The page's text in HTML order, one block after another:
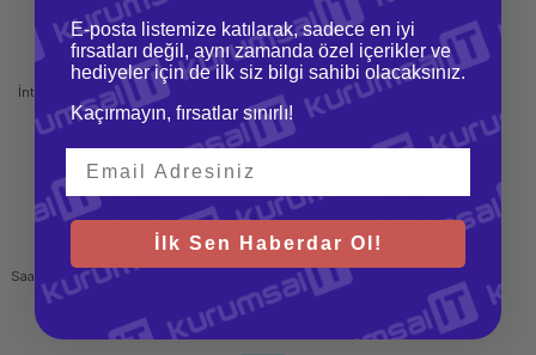
Mağazadan Teslimat
İnternetten sipariş et ve mağazadan
teslim al
İade ve Değişim
Kolay iade ve değişim imkanı
Hızlı Gönderi
Saat 15.00'a kadar yapılan siparişlerde
aynı gün kargo imkanı
Güvenli Alışveriş
256 bit SSL sertifikası
E-posta listemize katılarak, sadece en iyi
fırsatları değil, aynı zamanda özel içerikler ve
hediyeler için de ilk siz bilgi sahibi olacaksınız.
Kaçırmayın, fırsatlar sınırlı!
İlk Sen Haberdar Ol!